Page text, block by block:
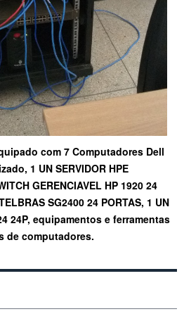
com 7 Computadores Dell
1 UN SERVIDOR HPE
GERENCIAVEL HP 1920 24
SG2400 24 PORTAS, 1 UN
24P, equipamentos e ferramentas
de computadores.